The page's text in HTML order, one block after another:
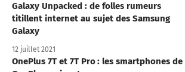
Galaxy Unpacked : de folles rumeurs
titillent internet au sujet des Samsung
Galaxy
12 juillet 2021
OnePlus 7T et 7T Pro : les smartphones de